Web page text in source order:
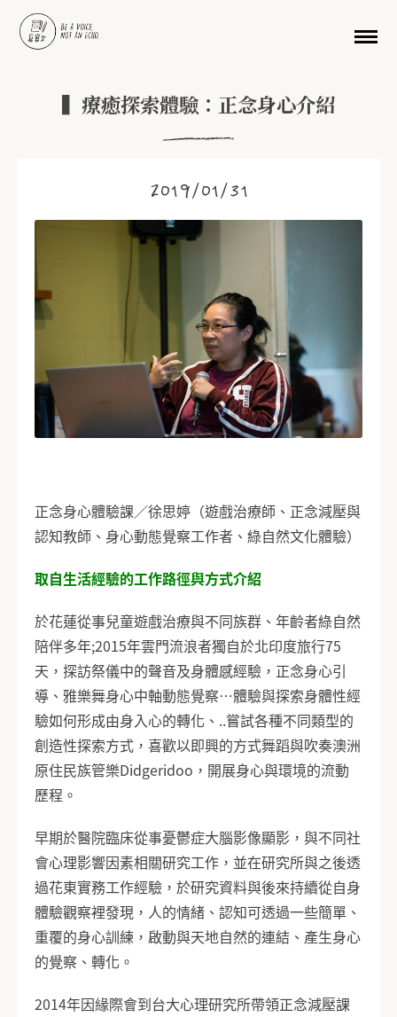
移至主內容
▍療癒探索體驗：正念身心介紹
2019/01/31
正念身心體驗課／徐思婷（遊戲治療師、正念減壓與
認知教師、身心動態覺察工作者、綠自然文化體驗）
取自生活經驗的工作路徑與方式介紹
於花蓮從事兒童遊戲治療與不同族群、年齡者綠自然
陪伴多年;2015年雲門流浪者獨自於北印度旅行75
天，探訪祭儀中的聲音及身體感經驗，正念身心引
導、雅樂舞身心中軸動態覺察…體驗與探索身體性經
驗如何形成由身入心的轉化、..嘗試各種不同類型的
創造性探索方式，喜歡以即興的方式舞蹈與吹奏澳洲
原住民族管樂Didgeridoo，開展身心與環境的流動
歷程。
早期於醫院臨床從事憂鬱症大腦影像顯影，與不同社
會心理影響因素相關研究工作，並在研究所與之後透
過花東實務工作經驗，於研究資料與後來持續從自身
體驗觀察裡發現，人的情緒、認知可透過一些簡單、
重覆的身心訓練，啟動與天地自然的連結、產生身心
的覺察、轉化。
2014年因緣際會到台大心理研究所帶領正念減壓課